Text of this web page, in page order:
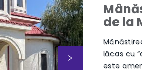
Next
de la
lăcas cu
este